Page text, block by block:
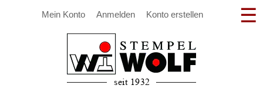
Mein Konto Anmelden Konto erstellen